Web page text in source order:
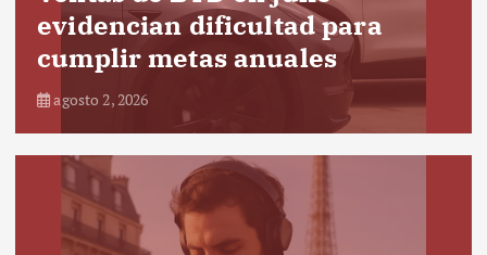
evidencian dificultad para
cumplir metas anuales
agosto 2, 2026